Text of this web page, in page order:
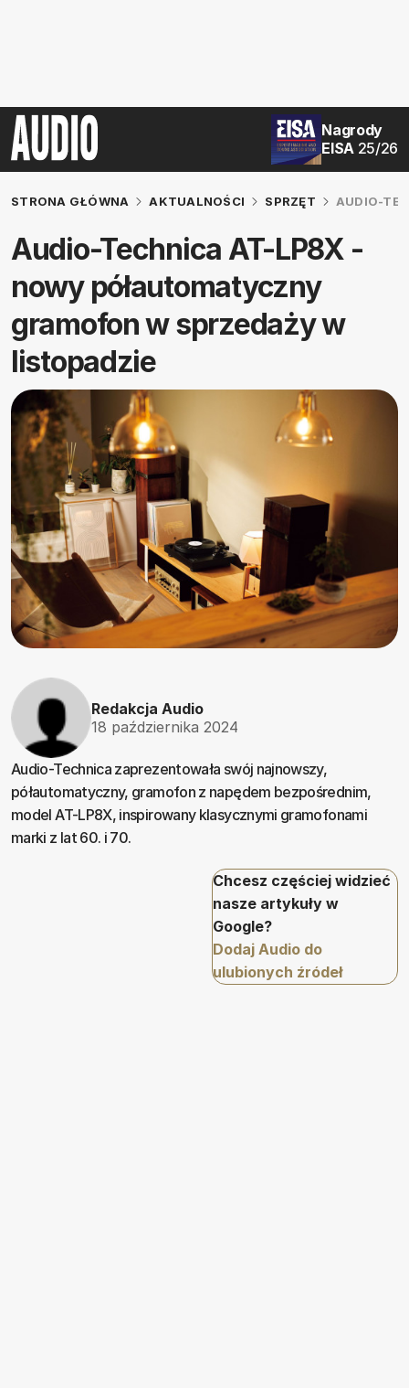
Nagrody
EISA 25/26
STRONA GŁÓWNA AKTUALNOŚCI SPRZĘT AUDIO-
Audio-Technica AT-LP8X -
nowy półautomatyczny
gramofon w sprzedaży w
listopadzie
Redakcja Audio
18 października 2024
Audio-Technica zaprezentowała swój najnowszy,
półautomatyczny, gramofon z napędem bezpośrednim,
model AT-LP8X, inspirowany klasycznymi gramofonami
marki z lat 60. i 70.
Chcesz częściej widzieć
nasze artykuły w
Google?
Dodaj Audio do
ulubionych źródeł